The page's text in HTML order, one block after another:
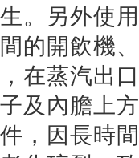
。另外使用
的開飲機、
在蒸汽出口
及內膽上方
，因長時間